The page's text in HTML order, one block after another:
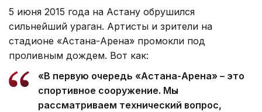
5 июня 2015 года на Астану обрушился
сильнейший ураган. Артисты и зрители на
стадионе «Астана-Арена» промокли под
проливным дождем. Вот как:
«В первую очередь «Астана-Арена» – это
спортивное сооружение. Мы
рассматриваем технический вопрос,